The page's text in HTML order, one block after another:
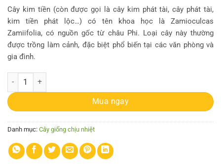
Cây kim tiền (còn được gọi là cây kim phát tài, cây phát tài,
kim tiền phát lộc…) có tên khoa học là Zamioculcas
Zamiifolia, có nguồn gốc từ châu Phi. Loại cây này thường
được trồng làm cảnh, đặc biệt phổ biến tại các văn phòng và
gia đình.
Cây giống Kim Tiền (Kim Phát Tài) - CayGiongTot số lượng
Mua ngay
Danh mục: Cây giống chịu nhiệt